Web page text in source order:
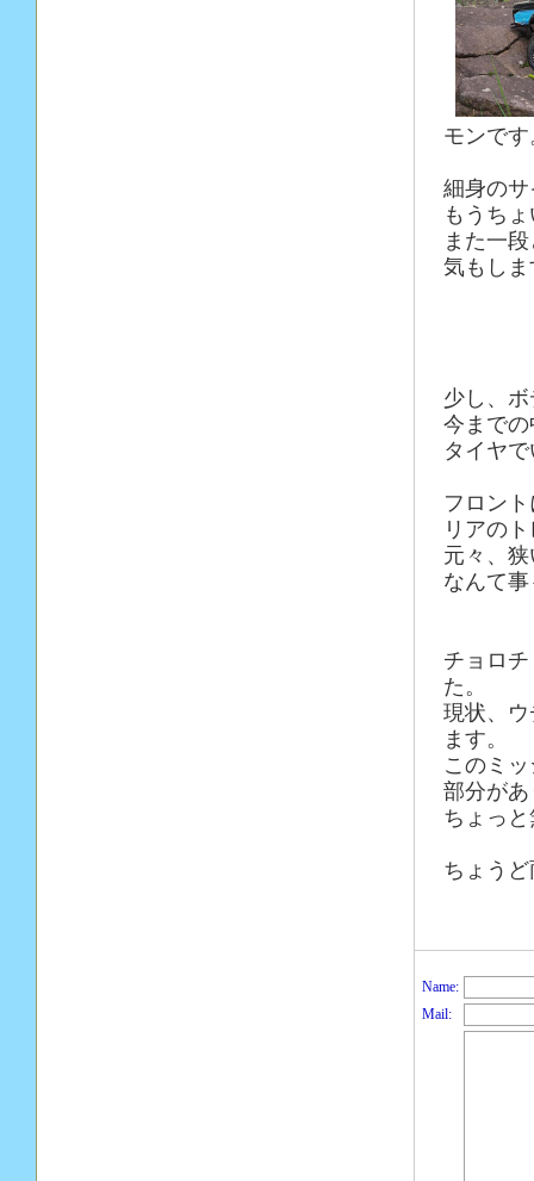
モンで
細身の
もうち
また一
気もし
少し、
今まで
タイヤ
フロン
リアの
元々、
なんて
チョロ
た。
現状、
ます。
このミ
部分が
ちょっ
ちょう
Name:
Mail: